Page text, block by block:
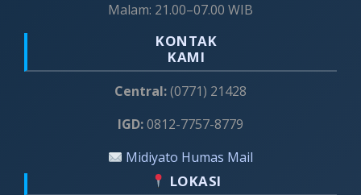
Malam: 21.00–07.00 WIB
KONTAK
KAMI
Central:(0771) 21428
IGD:0812-7757-8779
Midiyato Humas Mail
LOKASI